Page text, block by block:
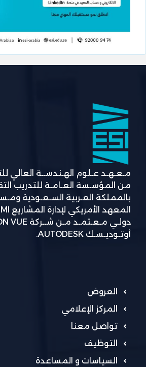
مـعـهـد عـلوم الهـندســة العالي
من المؤسـسة العـامـة للتدريب
بالمملكة العـربية السـعـودية
أوتـوديـسـك AUTODESK.
العروض
المركز الإعلامي
تواصل معنا
التوظيف
السياسات و المساعدة